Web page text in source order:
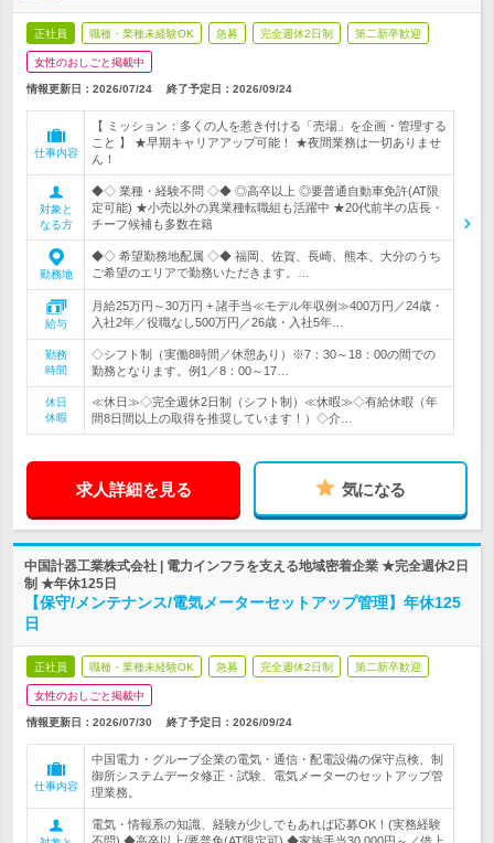
正社員 職種・業種未経験OK 急募 完全週休2日制 第二新卒歓迎
女性のおしごと掲載中
情報更新日：2026/07/24 終了予定日： 2026/09/24
仕事内容
【 ミッション：多くの人を惹き付ける「売場」を企画・管理する
こと 】 ★早期キャリアアップ可能！ ★夜間業務は一切ありませ
ん！
対象と
なる方
◆◇ 業種・経験不問 ◇◆ ◎高卒以上 ◎要普通自動車免許(AT限
定可能) ★小売以外の異業種転職組も活躍中 ★20代前半の店長・
チーフ候補も多数在籍
勤務地
◆◇ 希望勤務地配属 ◇◆ 福岡、佐賀、長崎、熊本、大分のうち
ご希望のエリアで勤務いただきます。…
給与
月給25万円～30万円 + 諸手当≪モデル年収例≫400万円／24歳・
入社2年／役職なし500万円／26歳・入社5年…
勤務
時間
◇シフト制（実働8時間／休憩あり）※7：30～18：00の間での
勤務となります。例1／8：00～17…
休日
休暇
≪休日≫◇完全週休2日制（シフト制）≪休暇≫◇有給休暇（年
間8日間以上の取得を推奨しています！）◇介…
求人詳細を見る 気になる
中国計器工業株式会社 | 電力インフラを支える地域密着企業 ★完全週休2日
制 ★年休125日
【保守/メンテナンス/電気メーターセットアップ管理】年休125
日
正社員 職種・業種未経験OK 急募 完全週休2日制 第二新卒歓迎
女性のおしごと掲載中
情報更新日：2026/07/30 終了予定日： 2026/09/24
仕事内容
中国電力・グループ企業の電気・通信・配電設備の保守点検、制
御所システムデータ修正・試験、電気メーターのセットアップ管
理業務。
電気・情報系の知識、経験が少しでもあれば応募OK！(実務経験
不問) ◆高卒以上/要普免(AT限定可) ◆家族手当30,000円～／借上